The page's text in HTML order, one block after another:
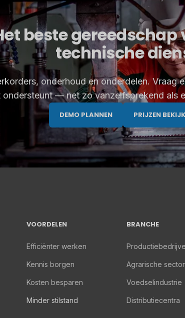
beste gereedschap
technische
onderhoud en onderdelen. Vraag
— net zo vanzelfsprekend als
DEMO PLANNEN PRIJZEN
VOORDELEN
Efficiënter werken
Kennis borgen
Kosten besparen
Minder stilstand
BRANCHE
Agrarische sector
Voedselindustrie
Distributiecentra